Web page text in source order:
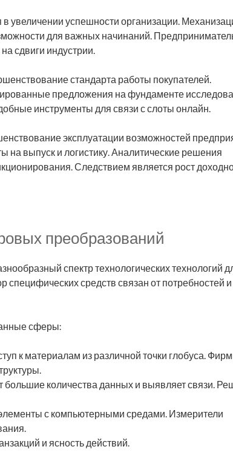
увеличении успешности организации.
для важных начинаний.
сдвиги индустрии.
стандарта работы покупателей.
предложения на фундаменте
инструменты для связи с слоты онлайн.
эксплуатации возможностей
на выпуск и логистику. Аналитические решения
Следствием является рост
преобразований
спектр технологических технологий
средств связан от потребностей и
сферы:
к материалам из различной точки глобуса.
большие количества данных и выявляет связи.
с компьютерными средами. Измерители
и ясность действий.